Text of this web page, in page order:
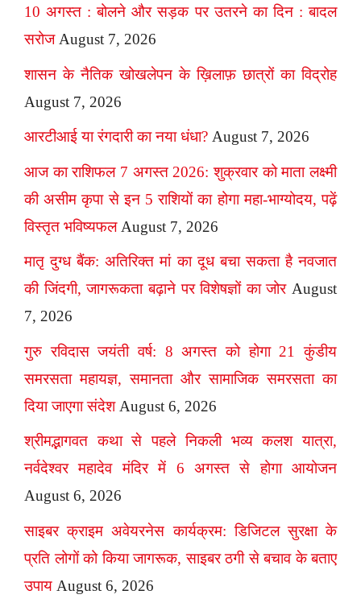
10 अगस्त : बोलने और सड़क पर उतरने का दिन : बादल
सरोज August 7, 2026
शासन के नैतिक खोखलेपन के ख़िलाफ़ छात्रों का विद्रोह
August 7, 2026
आरटीआई या रंगदारी का नया धंधा? August 7, 2026
आज का राशिफल 7 अगस्त 2026: शुक्रवार को माता लक्ष्मी
की असीम कृपा से इन 5 राशियों का होगा महा-भाग्योदय, पढ़ें
विस्तृत भविष्यफल August 7, 2026
मातृ दुग्ध बैंक: अतिरिक्त मां का दूध बचा सकता है नवजात
की जिंदगी, जागरूकता बढ़ाने पर विशेषज्ञों का जोर August
7, 2026
गुरु रविदास जयंती वर्ष: 8 अगस्त को होगा 21 कुंडीय
समरसता महायज्ञ, समानता और सामाजिक समरसता का
दिया जाएगा संदेश August 6, 2026
श्रीमद्भागवत कथा से पहले निकली भव्य कलश यात्रा,
नर्वदेश्वर महादेव मंदिर में 6 अगस्त से होगा आयोजन
August 6, 2026
साइबर क्राइम अवेयरनेस कार्यक्रम: डिजिटल सुरक्षा के
प्रति लोगों को किया जागरूक, साइबर ठगी से बचाव के बताए
उपाय August 6, 2026